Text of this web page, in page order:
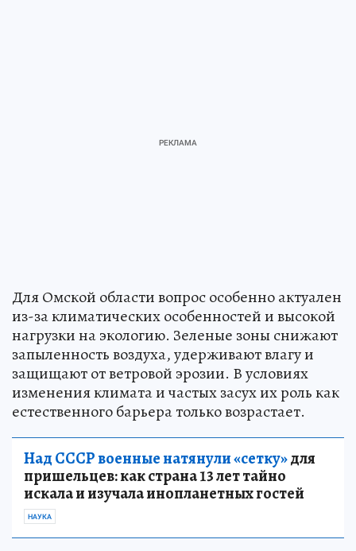
Для Омской области вопрос особенно актуален
из-за климатических особенностей и высокой
нагрузки на экологию. Зеленые зоны снижают
запыленность воздуха, удерживают влагу и
защищают от ветровой эрозии. В условиях
изменения климата и частых засух их роль как
естественного барьера только возрастает.
Над СССР военные натянули «сетку»для
пришельцев: как страна 13 лет тайно
искала и изучала инопланетных гостей
НАУКА